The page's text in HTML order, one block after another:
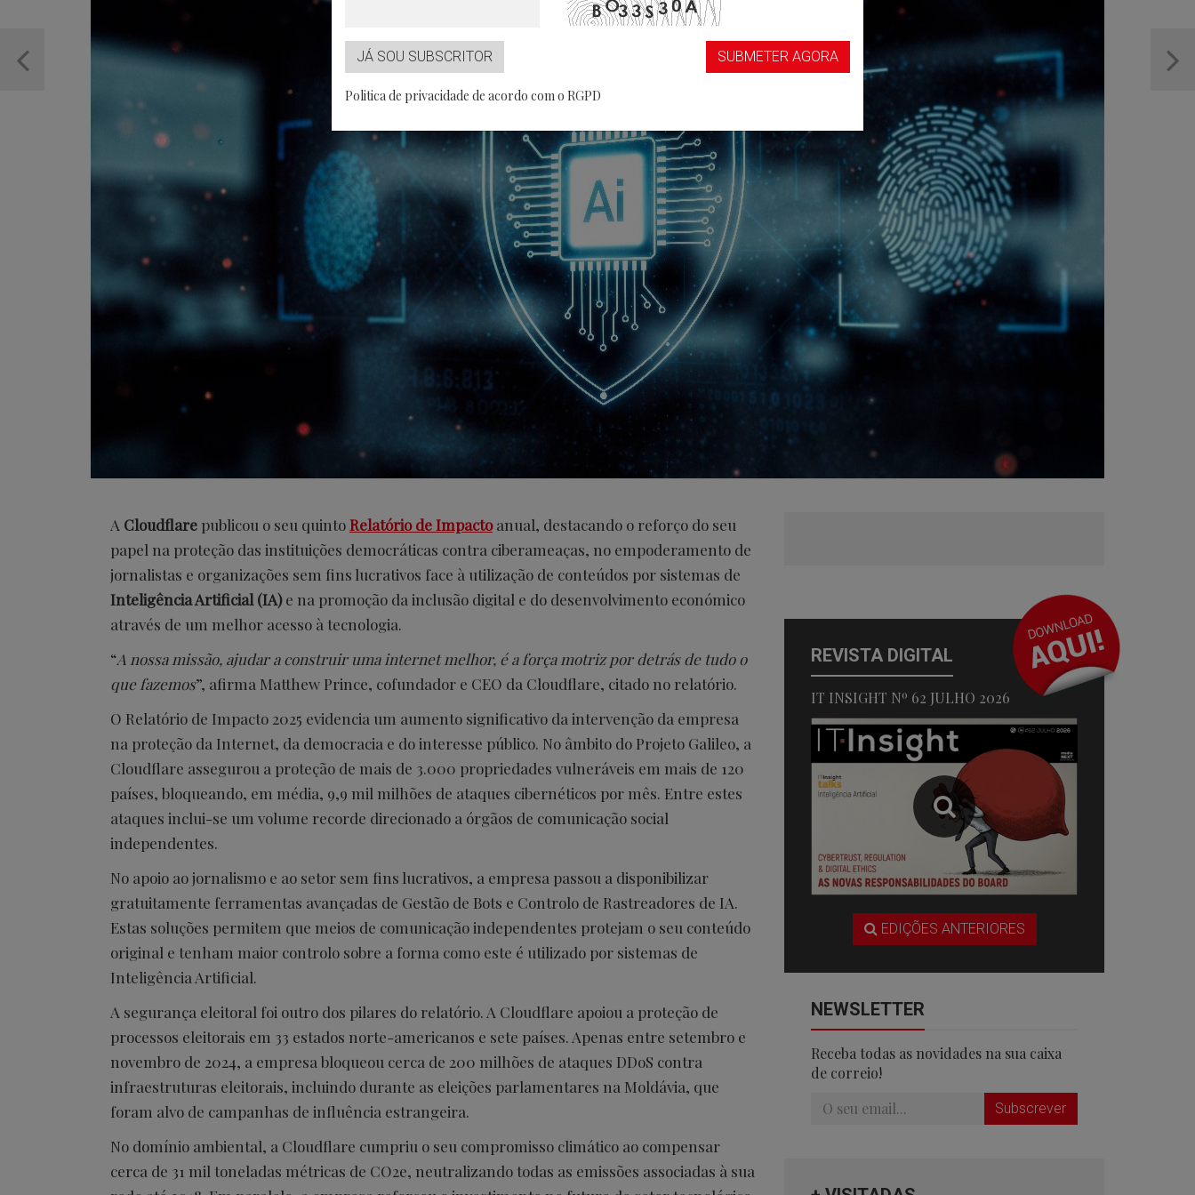
Partners
A Cloudflare publicou o seu quintoRelatório de Impactoanual, destacando o reforço do seu
papel na proteção das instituições democráticas contra ciberameaças, no empoderamento de
jornalistas e organizações sem fins lucrativos face à utilização de conteúdos por sistemas de
Inteligência Artificial (IA)e na promoção da inclusão digital e do desenvolvimento económico
através de um melhor acesso à tecnologia.
“A nossa missão, ajudar a construir uma internet melhor, é a força motriz por detrás de tudo o
que fazemos”, afirma Matthew Prince, cofundador e CEO da Cloudflare, citado no relatório.
O Relatório de Impacto 2025 evidencia um aumento significativo da intervenção da empresa
na proteção da Internet, da democracia e do interesse público. No âmbito do Projeto Galileo, a
Cloudflare assegurou a proteção de mais de 3.000 propriedades vulneráveis em mais de 120
países, bloqueando, em média, 9,9 mil milhões de ataques cibernéticos por mês. Entre estes
ataques inclui-se um volume recorde direcionado a órgãos de comunicação social
independentes.
No apoio ao jornalismo e ao setor sem fins lucrativos, a empresa passou a disponibilizar
gratuitamente ferramentas avançadas de Gestão de Bots e Controlo de Rastreadores de IA.
Estas soluções permitem que meios de comunicação independentes protejam o seu conteúdo
original e tenham maior controlo sobre a forma como este é utilizado por sistemas de
Inteligência Artificial.
A segurança eleitoral foi outro dos pilares do relatório. A Cloudflare apoiou a proteção de
processos eleitorais em 33 estados norte-americanos e sete países. Apenas entre setembro e
novembro de 2024, a empresa bloqueou cerca de 200 milhões de ataques DDoS contra
infraestruturas eleitorais, incluindo durante as eleições parlamentares na Moldávia, que
foram alvo de campanhas de influência estrangeira.
No domínio ambiental, a Cloudflare cumpriu o seu compromisso climático ao compensar
cerca de 31 mil toneladas métricas de CO2e, neutralizando todas as emissões associadas à sua
REVISTA DIGITAL
IT INSIGHT Nº 62 JULHO 2026
EDIÇÕES ANTERIORES
NEWSLETTER
Receba todas as novidades na sua caixa
de correio!
Subscrever
JÁ SOU SUBSCRITOR SUBMETER AGORA
Politica de privacidade de acordo com o RGPD